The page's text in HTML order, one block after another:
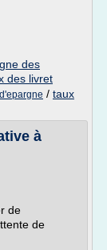
des
des livret
/ taux
à
de
de